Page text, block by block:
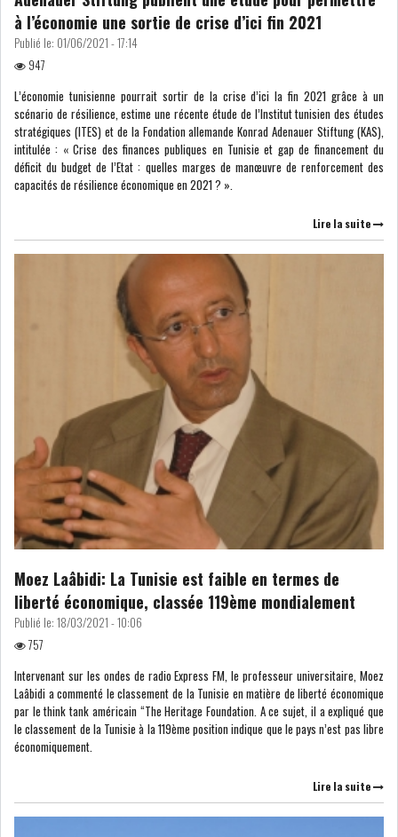
BANCAIRE
LEASING
LOGISTIQUE ET
TRANSPORT
SANTÉ TOURSIME
DISTRIBUTION
AUTOMOBILE
INDUSTRIEL
AGRO-ALIMENTAIRE DIVERS
L’ATB RENFORCE SON
ENGAGEMENT AUPRÈS DES...
OFFICEPLAST : YASSINE ABID
ANIMERA UNE C...
à l’économie une sortie de crise d’ici fin 2021
Publié le: 01/06/2021 - 17:14
947
L’économie tunisienne pourrait sortir de la crise d’ici la fin 2021 grâce à un
scénario de résilience, estime une récente étude de l’Institut tunisien des études
stratégiques (ITES) et de la Fondation allemande Konrad Adenauer Stiftung (KAS),
intitulée : « Crise des finances publiques en Tunisie et gap de financement du
déficit du budget de l’Etat : quelles marges de manœuvre de renforcement des
capacités de résilience économique en 2021 ? ».
Lire la suite
Moez Laâbidi: La Tunisie est faible en termes de
liberté économique, classée 119ème mondialement
Publié le: 18/03/2021 - 10:06
757
Intervenant sur les ondes de radio Express FM, le professeur universitaire, Moez
Laâbidi a commenté le classement de la Tunisie en matière de liberté économique
par le think tank américain “The Heritage Foundation. A ce sujet, il a expliqué que
le classement de la Tunisie à la 119ème position indique que le pays n’est pas libre
économiquement.
Lire la suite